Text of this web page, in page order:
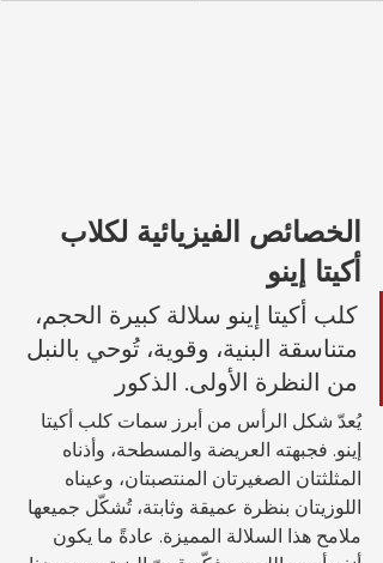
الخصائص الفيزيائية لكلاب
أكيتا إينو
كلب أكيتا إينو سلالة كبيرة الحجم،
متناسقة البنية، وقوية، تُوحي بالنبل
من النظرة الأولى. الذكور
يُعدّ شكل الرأس من أبرز سمات كلب أكيتا
إينو. فجبهته العريضة والمسطحة، وأذناه
المثلثتان الصغيرتان المنتصبتان، وعيناه
اللوزيتان بنظرة عميقة وثابتة، تُشكّل جميعها
ملامح هذا السلالة المميزة. عادةً ما يكون